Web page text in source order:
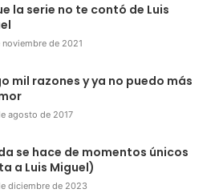
la serie no te contó de Luis
noviembre de 2021
mil razones y ya no puedo más
agosto de 2017
se hace de momentos únicos
a Luis Miguel)
diciembre de 2023